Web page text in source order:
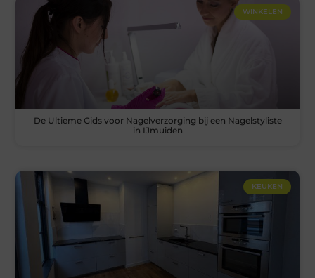
WINKELEN
De Ultieme Gids voor Nagelverzorging bij een Nagelstyliste
in IJmuiden
KEUKEN